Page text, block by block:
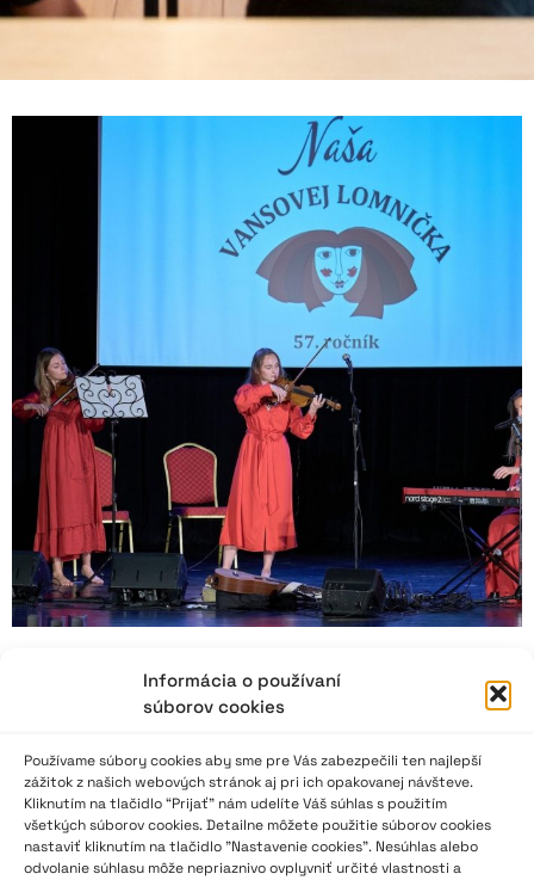
Informácia o používaní
súborov cookies
Používame súbory cookies aby sme pre Vás zabezpečili ten najlepší
zážitok z našich webových stránok aj pri ich opakovanej návšteve.
Kliknutím na tlačidlo “Prijať” nám udelíte Váš súhlas s použitím
všetkých súborov cookies. Detailne môžete použitie súborov cookies
nastaviť kliknutím na tlačidlo "Nastavenie cookies". Nesúhlas alebo
odvolanie súhlasu môže nepriaznivo ovplyvniť určité vlastnosti a
NVL 2024: Naša Vansovej Lomnička ako
dvojstranová báseň
„Najvýznamnejším ocenením je Cena poroty. Tohto roku ju
získala vynikajúca recitátorka Mariana Ondrejová z Litmanovej.
Predstavila sa s básňou Oľgy Gluštíkovej Severské mýty a
rovnako ako na 70. ročníku Hviezdoslavovho Kubína potvrdila